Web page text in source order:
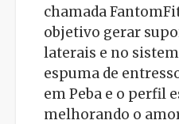
chamada
objetivo gerar
laterais e no
espuma de
em Peba e o perfil
melhorando o